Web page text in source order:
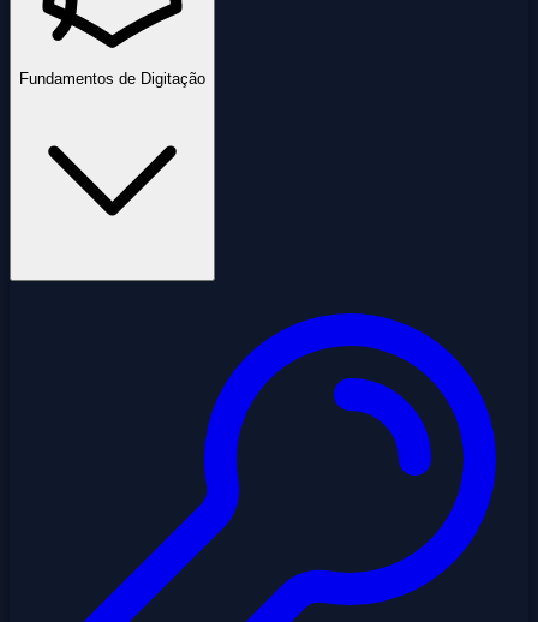
Fundamentos de Digitação